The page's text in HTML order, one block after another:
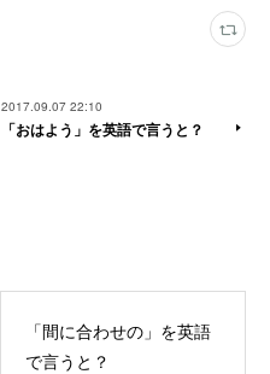
2017.09.07 22:10
「おはよう」を英語で言うと？
「間に合わせの」を英語
で言うと？